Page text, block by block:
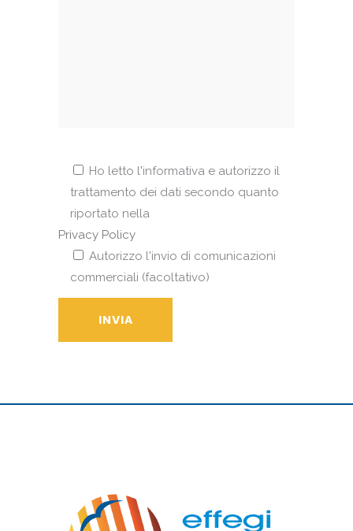
Ho letto l'informativa e autorizzo il
trattamento dei dati secondo quanto
riportato nella
Privacy Policy
Autorizzo l'invio di comunicazioni
commerciali (facoltativo)